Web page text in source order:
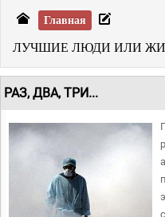
Главная
ЛУЧШИЕ ЛЮДИ ИЛИ
РАЗ, ДВА, ТРИ...